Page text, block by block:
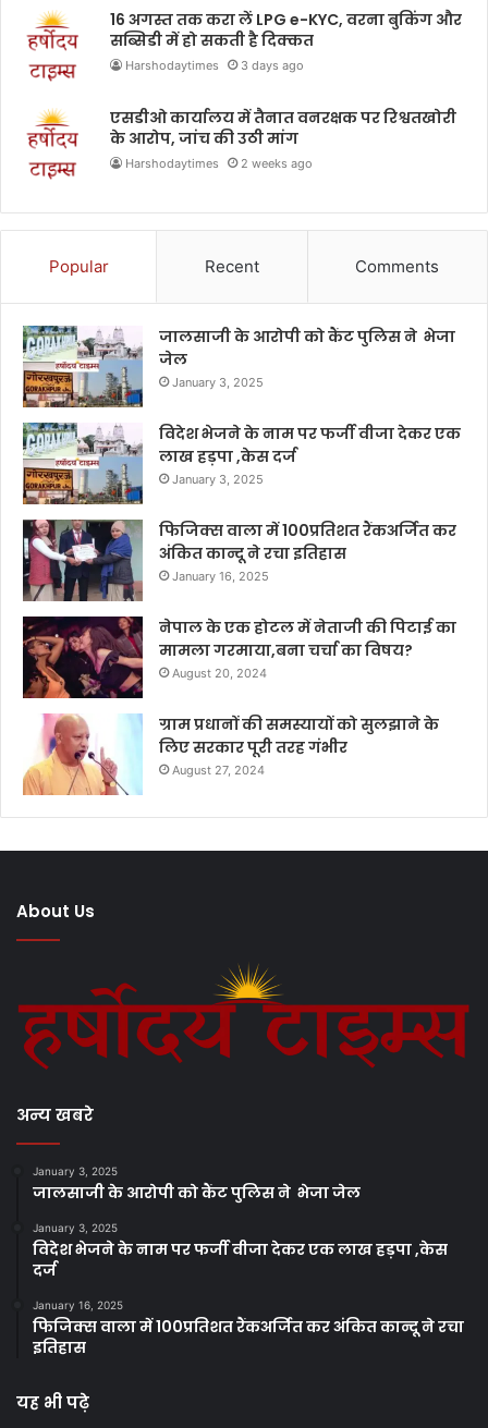
16 अगस्त तक करा लें LPG e-KYC, वरना बुकिंग और
सब्सिडी में हो सकती है दिक्कत
Harshodaytimes 3 days ago
एसडीओ कार्यालय में तैनात वनरक्षक पर रिश्वतखोरी
के आरोप, जांच की उठी मांग
Harshodaytimes 2 weeks ago
Popular Recent Comments
जालसाजी के आरोपी को कैंट पुलिस ने भेजा
जेल
January 3, 2025
विदेश भेजने के नाम पर फर्जी वीजा देकर एक
लाख हड़पा ,केस दर्ज
January 3, 2025
फिजिक्स वाला में 100प्रतिशत रैंकअर्जित कर
अंकित कान्दू ने रचा इतिहास
January 16, 2025
नेपाल के एक होटल में नेताजी की पिटाई का
मामला गरमाया,बना चर्चा का विषय?
August 20, 2024
ग्राम प्रधानों की समस्यायों को सुलझाने के
लिए सरकार पूरी तरह गंभीर
August 27, 2024
About Us
अन्य खबरे
January 3, 2025
जालसाजी के आरोपी को कैंट पुलिस ने भेजा जेल
January 3, 2025
विदेश भेजने के नाम पर फर्जी वीजा देकर एक लाख हड़पा ,केस
दर्ज
January 16, 2025
फिजिक्स वाला में 100प्रतिशत रैंकअर्जित कर अंकित कान्दू ने रचा
इतिहास
यह भी पढ़े